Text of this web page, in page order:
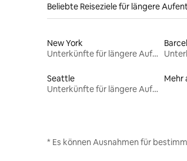
Beliebte Reiseziele für längere
New York
Unterkünfte für längere Aufenthalte
Seattle
Unterkünfte für längere Aufenthalte
Mehr
* Es können Ausnahmen für